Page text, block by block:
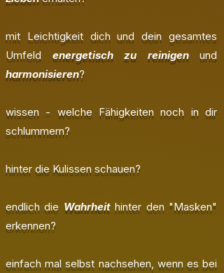
mit Leichtigkeit dich und dein gesamtes
Umfeld energetisch zu reinigenund
harmonisieren?
wissen - welche Fähigkeiten noch in dir
schlummern?
hinter die Kulissen schauen?
endlich die Wahrheithinter den "Masken"
erkennen?
einfach mal selbst nachsehen, wenn es bei